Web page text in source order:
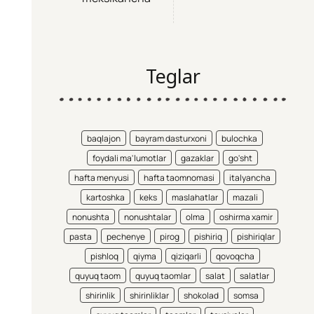
Teglar
baqlajon bayram dasturxoni
bulochka
foydali ma'lumotlar
gazaklar
go'sht
hafta menyusi
hafta taomnomasi
italyancha
kartoshka
keks maslahatlar
mazali
nonushta
nonushtalar olma
oshirma xamir
pasta
pechenye pirog pishiriq
pishiriqlar
pishloq
qiyma qiziqarli
qovoqcha
quyuq taom
quyuq taomlar salat
salatlar
shirinlik
shirinliklar shokolad
somsa